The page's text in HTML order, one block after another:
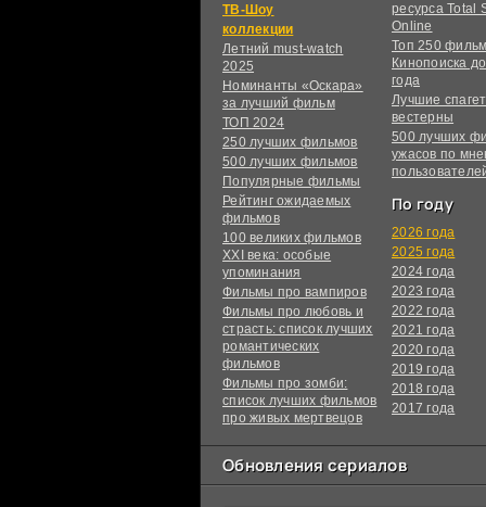
ТВ-Шоу
коллекции
Летний must-watch
2025
Номинанты «Оскара»
за лучший фильм
ТОП 2024
250 лучших фильмов
500 лучших фильмов
Популярные фильмы
Рейтинг ожидаемых
фильмов
100 великих фильмов
XXI века: особые
упоминания
Фильмы про вампиров
Фильмы про любовь и
страсть: список лучших
романтических
фильмов
Фильмы про зомби:
список лучших фильмов
про живых мертвецов
ресурса Total
Online
Топ 250
Кинопоиска
года
Лучшие
вестерны
500 лучших
ужасов по
По году
2026 года
2025 года
2024 года
2023 года
2022 года
2021 года
2020 года
2019 года
2018 года
2017 года
Обновления сериалов